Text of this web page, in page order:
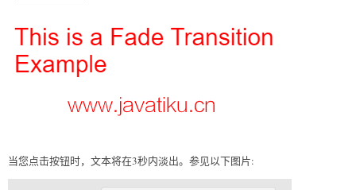
当您点击按钮时，文本将在3秒内淡出。参见以下图片: